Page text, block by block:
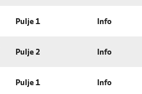
Pulje 1 Info
Pulje 2 Info
Pulje 1 Info